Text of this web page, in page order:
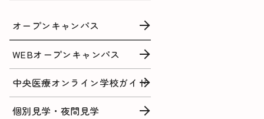
オープンキャンパス
WEBオープンキャンパス
中央医療オンライン学校ガイド
個別見学・夜間見学